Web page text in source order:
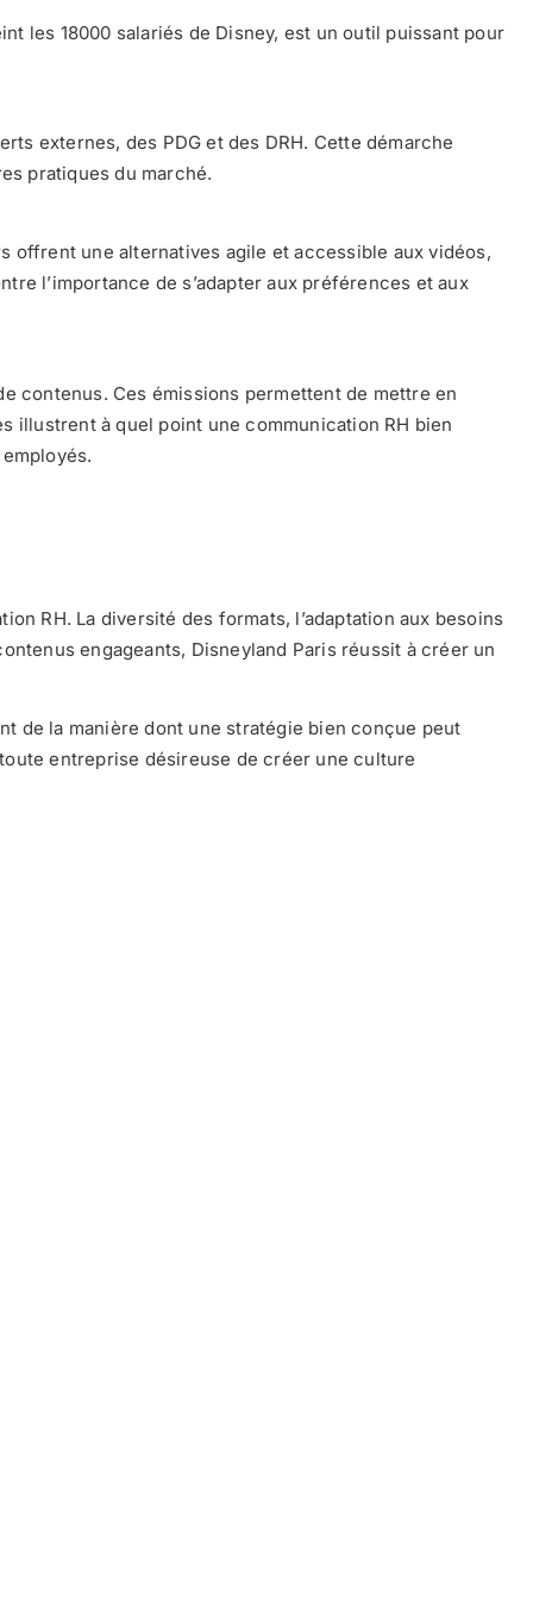
les 18000 salariés de Disney, est un outil puissant pour
externes, des PDG et des DRH. Cette démarche
pratiques du marché.
offrent une alternatives agile et accessible aux vidéos,
l’importance de s’adapter aux préférences et aux
contenus. Ces émissions permettent de mettre en
illustrent à quel point une communication RH bien
RH. La diversité des formats, l’adaptation aux besoins
engageants, Disneyland Paris réussit à créer un
de la manière dont une stratégie bien conçue peut
entreprise désireuse de créer une culture